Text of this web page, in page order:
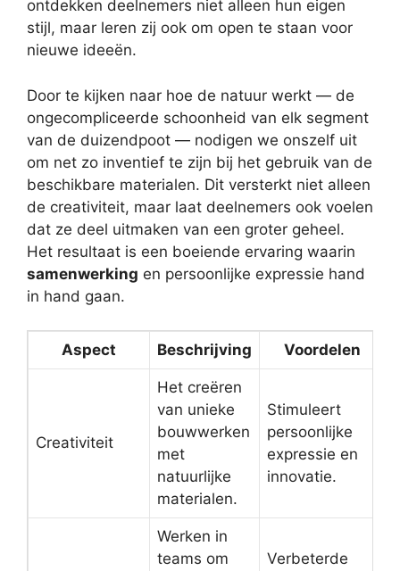
ontdekken deelnemers niet alleen hun eigen
stijl, maar leren zij ook om open te staan voor
nieuwe ideeën.
Door te kijken naar hoe de natuur werkt — de
ongecompliceerde schoonheid van elk segment
van de duizendpoot — nodigen we onszelf uit
om net zo inventief te zijn bij het gebruik van de
beschikbare materialen. Dit versterkt niet alleen
de creativiteit, maar laat deelnemers ook voelen
dat ze deel uitmaken van een groter geheel.
Het resultaat is een boeiende ervaring waarin
samenwerking en persoonlijke expressie hand
in hand gaan.
Aspect Beschrijving Voordelen
Creativiteit
Het creëren
van unieke
bouwwerken
met
natuurlijke
materialen.
Stimuleert
persoonlijke
expressie en
innovatie.
Werken in
teams om
Verbeterde